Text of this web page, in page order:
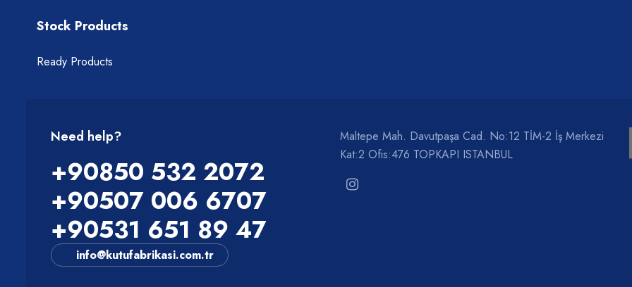
Stock Products
Ready Products
Need help?
+90850 532 2072
+90507 006 6707
+90531 651 89 47
info@kutufabrikasi.com.tr
Maltepe Mah. Davutpaşa Cad. No:12 TİM-2 İş Merkezi
Kat:2 Ofis:476 TOPKAPI ISTANBUL